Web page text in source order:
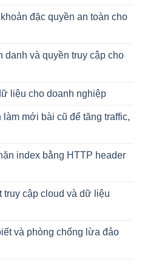
đặc quyền an toàn cho
danh và quyền truy cập cho
liệu cho doanh nghiệp
mới bài cũ để tăng traffic,
index bằng HTTP header
truy cập cloud và dữ liệu
và phòng chống lừa đảo